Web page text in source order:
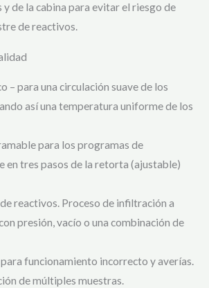
de la cabina para evitar el riesgo de
de reactivos.
– para una circulación suave de los
así una temperatura uniforme de los
para los programas de
en tres pasos de la retorta (ajustable)
reactivos. Proceso de infiltración a
presión, vacío o una combinación de
funcionamiento incorrecto y averías.
de múltiples muestras.